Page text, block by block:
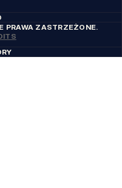
PRAWA ZASTRZEŻONE.